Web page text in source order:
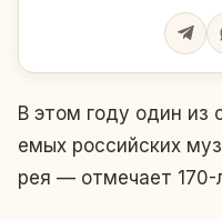
В этом году один
е­мых рос­сий­ских
рея — от­ме­ча­ет 170-